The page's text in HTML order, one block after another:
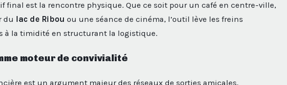
final est la rencontre physique. Que ce soit pour un café en centre-ville,
du
lac de Ribou ou une séance de cinéma, l’outil lève les freins
à la timidité en structurant la logistique.
moteur de convivialité
est un argument majeur des réseaux de sorties amicales.